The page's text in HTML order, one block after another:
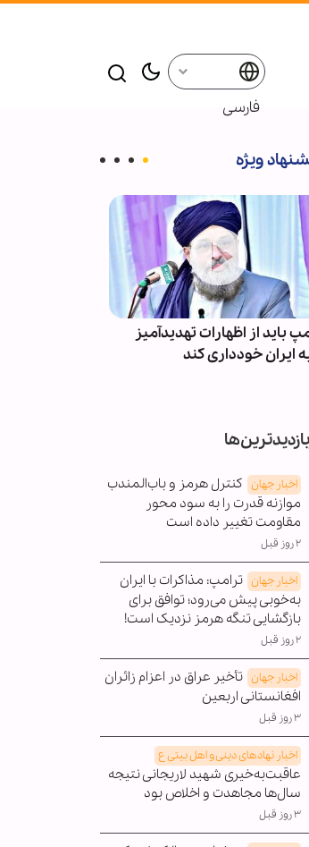
فارسی
ویژه
باید از اظهارات تهدیدآمیز
ایران خودداری کند
اخبار جهان کنترل هرمز و باب‌المندب
موازنه قدرت را به سود محور
مقاومت تغییر داده است
۲ روز قبل
اخبار جهان ترامپ: مذاکرات با ایران
به‌خوبی پیش می‌رود؛ توافق برای
بازگشایی تنگه هرمز نزدیک است!
۲ روز قبل
اخبار جهان تأخیر عراق در اعزام زائران
افغانستانی اربعین
۳ روز قبل
اخبار نهادهای دینی و اهل بیتی ع
عاقبت‌به‌خیری شهید لاریجانی نتیجه
سال‌ها مجاهدت و اخلاص بود
۳ روز قبل